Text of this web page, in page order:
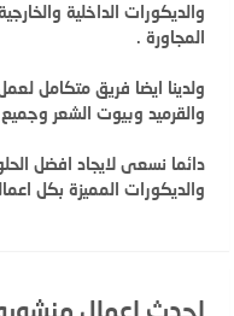
والديكورات الداخلية
المجاورة .
ولدينا ايضا فريق متكامل
والقرميد وبيوت الشعر وجميع
دائما نسعى لايجاد افضل
والديكورات المميزة بكل
احدث اعمال